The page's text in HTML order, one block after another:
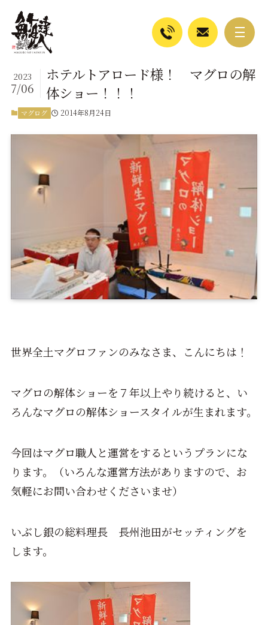
ホテルトアロード様！ マグロの解
体ショー！！！
2023
7/06
マグログ 2014年8月24日
世界全土マグロファンのみなさま、こんにちは！
マグロの解体ショーを７年以上やり続けると、い
ろんなマグロの解体ショースタイルが生まれます。
今回はマグロ職人と運営をするというプランにな
ります。（いろんな運営方法がありますので、お
気軽にお問い合わせくださいませ）
いぶし銀の総料理長 長州池田がセッティングを
します。